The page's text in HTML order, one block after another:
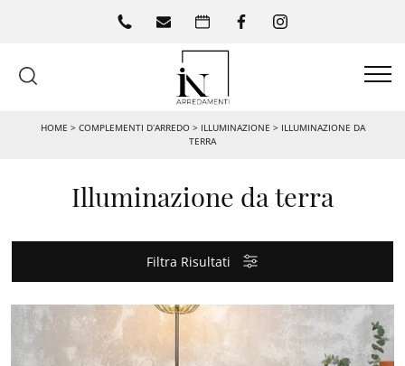
HOME > COMPLEMENTI D’ARREDO> ILLUMINAZIONE > ILLUMINAZIONE DA
TERRA
Illuminazione da terra
Filtra Risultati